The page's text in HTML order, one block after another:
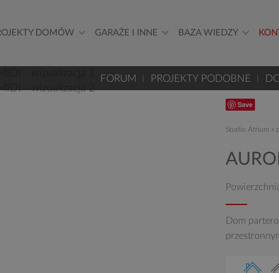
DOMÓW GARAŻE I INNE BAZA WIEDZY
Save
Studio Atrium »
Dom
FORUM PROJEKTY PODOBNE